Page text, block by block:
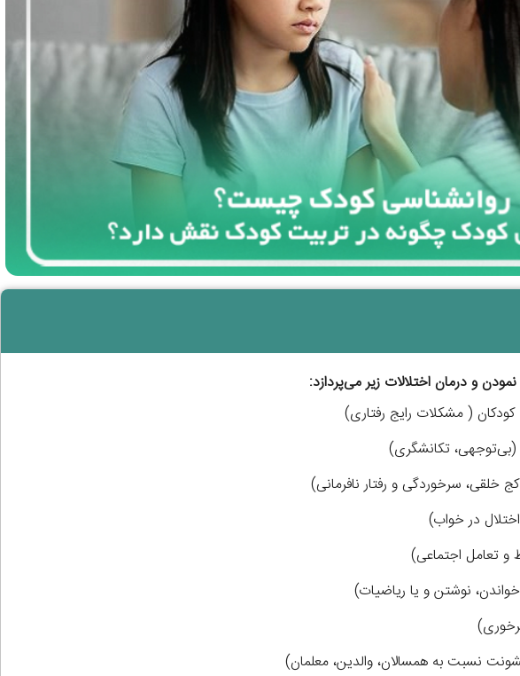
و درمان اختلالات زیر می‌پردازد:
( مشکلات رایج رفتاری)
تکانشگری)
خلقی، سرخوردگی و رفتار نافرمانی)
در خواب)
تعامل اجتماعی)
نوشتن و یا ریاضیات)
نسبت به همسالان، والدین، معلمان)